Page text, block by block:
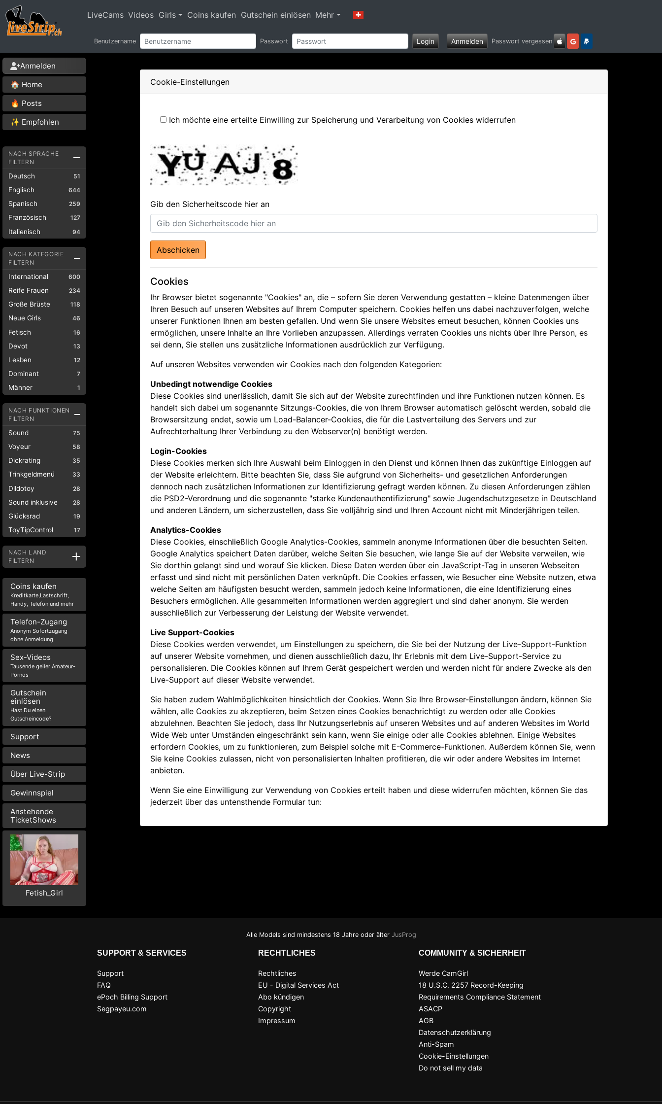
LiveCams Videos Girls Coins kaufen Gutschein einlösen Mehr
Benutzername Passwort Login Anmelden Passwort vergessen
Anmelden
🏠 Home
🔥 Posts
✨ Empfohlen
NACH SPRACHE
FILTERN
Deutsch 51
Englisch 644
Spanisch 259
Französisch 127
Italienisch 94
NACH KATEGORIE
FILTERN
International 600
Reife Frauen 234
Große Brüste 118
Neue Girls 46
Fetisch 16
Devot 13
Lesben 12
Dominant 7
Männer 1
NACH FUNKTIONEN
FILTERN
Sound 75
Voyeur 58
Dickrating 35
Trinkgeldmenü 33
Dildotoy 28
Sound inklusive 28
Glücksrad 19
ToyTipControl 17
NACH LAND
FILTERN
Coins kaufen
Kreditkarte,Lastschrift,
Handy, Telefon und mehr
Telefon-Zugang
Anonym Sofortzugang
ohne Anmeldung
Sex-Videos
Tausende geiler Amateur-
Pornos
Gutschein
einlösen
Hast Du einen
Gutscheincode?
Support
News
Über Live-Strip
Gewinnspiel
Anstehende
TicketShows
Fetish_Girl
Cookie-Einstellungen
Ich möchte eine erteilte Einwilling zur Speicherung und Verarbeitung von Cookies widerrufen
Gib den Sicherheitscode hier an
Abschicken
Cookies
Ihr Browser bietet sogenannte "Cookies" an, die – sofern Sie deren Verwendung gestatten – kleine Datenmengen über
Ihren Besuch auf unseren Websites auf Ihrem Computer speichern. Cookies helfen uns dabei nachzuverfolgen, welche
unserer Funktionen Ihnen am besten gefallen. Und wenn Sie unsere Websites erneut besuchen, können Cookies uns
ermöglichen, unsere Inhalte an Ihre Vorlieben anzupassen. Allerdings verraten Cookies uns nichts über Ihre Person, es
sei denn, Sie stellen uns zusätzliche Informationen ausdrücklich zur Verfügung.
Auf unseren Websites verwenden wir Cookies nach den folgenden Kategorien:
Unbedingt notwendige Cookies
Diese Cookies sind unerlässlich, damit Sie sich auf der Website zurechtfinden und ihre Funktionen nutzen können. Es
handelt sich dabei um sogenannte Sitzungs-Cookies, die von Ihrem Browser automatisch gelöscht werden, sobald die
Browsersitzung endet, sowie um Load-Balancer-Cookies, die für die Lastverteilung des Servers und zur
Aufrechterhaltung Ihrer Verbindung zu den Webserver(n) benötigt werden.
Login-Cookies
Diese Cookies merken sich Ihre Auswahl beim Einloggen in den Dienst und können Ihnen das zukünftige Einloggen auf
der Website erleichtern. Bitte beachten Sie, dass Sie aufgrund von Sicherheits- und gesetzlichen Anforderungen
dennoch nach zusätzlichen Informationen zur Identifizierung gefragt werden können. Zu diesen Anforderungen zählen
die PSD2-Verordnung und die sogenannte "starke Kundenauthentifizierung" sowie Jugendschutzgesetze in Deutschland
und anderen Ländern, um sicherzustellen, dass Sie volljährig sind und Ihren Account nicht mit Minderjährigen teilen.
Analytics-Cookies
Diese Cookies, einschließlich Google Analytics-Cookies, sammeln anonyme Informationen über die besuchten Seiten.
Google Analytics speichert Daten darüber, welche Seiten Sie besuchen, wie lange Sie auf der Website verweilen, wie
Sie dorthin gelangt sind und worauf Sie klicken. Diese Daten werden über ein JavaScript-Tag in unseren Webseiten
erfasst und sind nicht mit persönlichen Daten verknüpft. Die Cookies erfassen, wie Besucher eine Website nutzen, etwa
welche Seiten am häufigsten besucht werden, sammeln jedoch keine Informationen, die eine Identifizierung eines
Besuchers ermöglichen. Alle gesammelten Informationen werden aggregiert und sind daher anonym. Sie werden
ausschließlich zur Verbesserung der Leistung der Website verwendet.
Live Support-Cookies
Diese Cookies werden verwendet, um Einstellungen zu speichern, die Sie bei der Nutzung der Live-Support-Funktion
auf unserer Website vornehmen, und dienen ausschließlich dazu, Ihr Erlebnis mit dem Live-Support-Service zu
personalisieren. Die Cookies können auf Ihrem Gerät gespeichert werden und werden nicht für andere Zwecke als den
Live-Support auf dieser Website verwendet.
Sie haben zudem Wahlmöglichkeiten hinsichtlich der Cookies. Wenn Sie Ihre Browser-Einstellungen ändern, können Sie
wählen, alle Cookies zu akzeptieren, beim Setzen eines Cookies benachrichtigt zu werden oder alle Cookies
abzulehnen. Beachten Sie jedoch, dass Ihr Nutzungserlebnis auf unseren Websites und auf anderen Websites im World
Wide Web unter Umständen eingeschränkt sein kann, wenn Sie einige oder alle Cookies ablehnen. Einige Websites
erfordern Cookies, um zu funktionieren, zum Beispiel solche mit E-Commerce-Funktionen. Außerdem können Sie, wenn
Sie keine Cookies zulassen, nicht von personalisierten Inhalten profitieren, die wir oder andere Websites im Internet
anbieten.
Wenn Sie eine Einwilligung zur Verwendung von Cookies erteilt haben und diese widerrufen möchten, können Sie das
jederzeit über das untensthende Formular tun:
Alle Models sind mindestens 18 Jahre oder älter JusProg
SUPPORT & SERVICES
Support
FAQ
ePoch Billing Support
Segpayeu.com
RECHTLICHES
Rechtliches
EU - Digital Services Act
Abo kündigen
Copyright
Impressum
COMMUNITY & SICHERHEIT
Werde CamGirl
18 U.S.C. 2257 Record-Keeping
Requirements Compliance Statement
ASACP
AGB
Datenschutzerklärung
Anti-Spam
Cookie-Einstellungen
Do not sell my data